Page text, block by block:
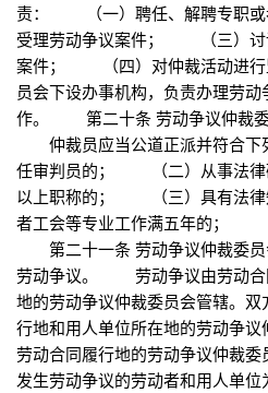
责： （一）聘任、解聘专职
受理劳动争议案件； （三）讨
案件； （四）对仲裁活动进
员会下设办事机构，负责办理劳
作。 第二十条 劳动争议仲裁委
仲裁员应当公道正派并符合
任审判员的； （二）从事法律
以上职称的； （三）具有法律
者工会等专业工作满五年的；
第二十一条 劳动争议仲裁委员
劳动争议。 劳动争议由劳动合
地的劳动争议仲裁委员会管辖。
行地和用人单位所在地的劳动争
劳动合同履行地的劳动争议仲
发生劳动争议的劳动者和用人单